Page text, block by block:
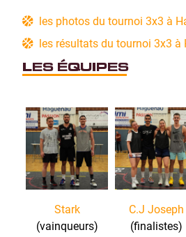
les photos du tournoi 3x3 à
les résultats du tournoi 3x3 à
LES ÉQUIPES
Stark
(vainqueurs)
C.J Joseph
(finalistes)